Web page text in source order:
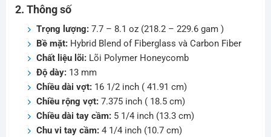
2. Thông số
Trọng lượng:7.7 – 8.1 oz (218.2 – 229.6 gam )
Bề mặt:Hybrid Blend of Fiberglass và Carbon Fiber
Chất liệu lõi:Lõi Polymer Honeycomb
Độ dày:13 mm
Chiều dài vợt:16 1/2 inch ( 41.91 cm)
Chiều rộng vợt:7.375 inch ( 18.5 cm)
Chiều dài tay cầm:5 1/4 inch (13.3 cm)
Chu vi tay cầm:4 1/4 inch (10.7 cm)